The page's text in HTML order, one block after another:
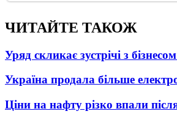
ЧИТАЙТЕ ТАКОЖ
Уряд скликає зустрічі з
Україна продала більше
Ціни на нафту різко впали